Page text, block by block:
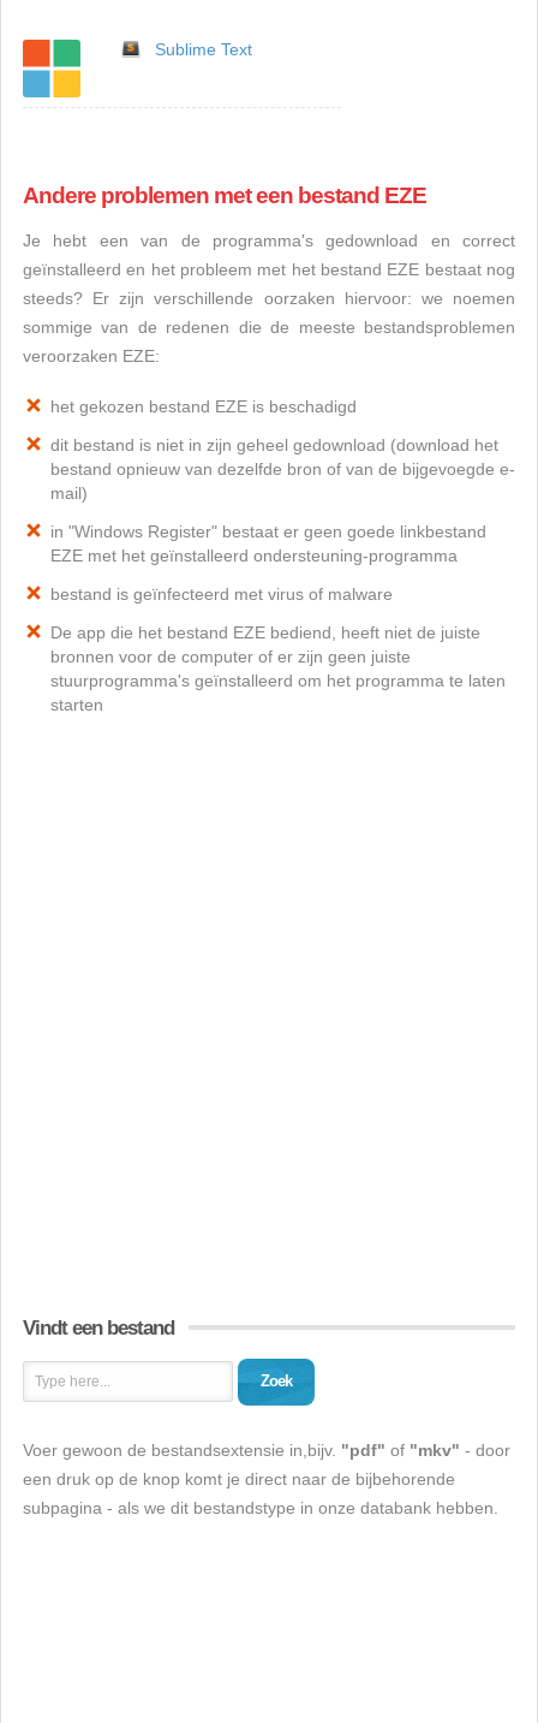
Sublime Text
Andere problemen met een bestand EZE
Je hebt een van de programma's gedownload en correct
geïnstalleerd en het probleem met het bestand EZE bestaat nog
steeds? Er zijn verschillende oorzaken hiervoor: we noemen
sommige van de redenen die de meeste bestandsproblemen
veroorzaken EZE:
het gekozen bestand EZE is beschadigd
dit bestand is niet in zijn geheel gedownload (download het
bestand opnieuw van dezelfde bron of van de bijgevoegde e-
mail)
in "Windows Register" bestaat er geen goede linkbestand
EZE met het geïnstalleerd ondersteuning-programma
bestand is geïnfecteerd met virus of malware
De app die het bestand EZE bediend, heeft niet de juiste
bronnen voor de computer of er zijn geen juiste
stuurprogramma's geïnstalleerd om het programma te laten
starten
Vindt een bestand
Zoek
Voer gewoon de bestandsextensie in,bijv. "pdf" of "mkv" - door
een druk op de knop komt je direct naar de bijbehorende
subpagina - als we dit bestandstype in onze databank hebben.